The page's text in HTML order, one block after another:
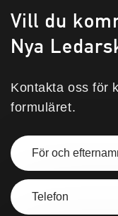
Vill du
Nya
Kontakta oss för
formuläret.